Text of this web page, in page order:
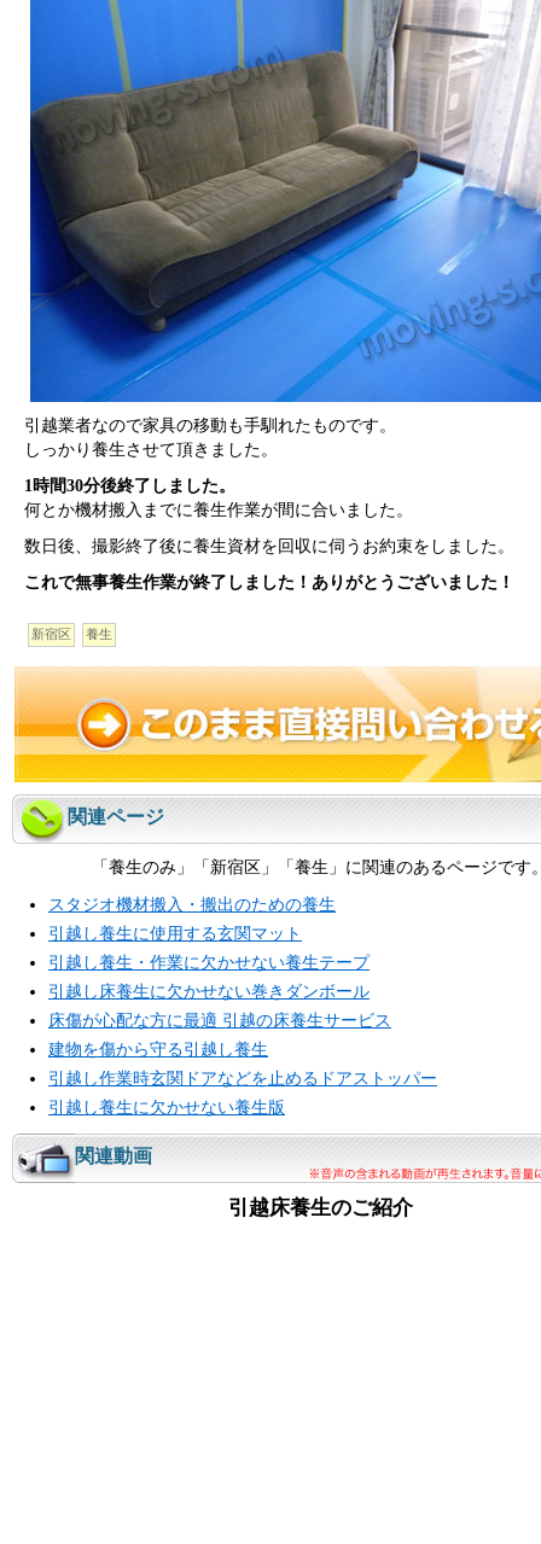
引越業者なので家具の移動も手馴れたものです。
しっかり養生させて頂きました。
1時間30分後終了しました。
何とか機材搬入までに養生作業が間に合いました。
数日後、撮影終了後に養生資材を回収に伺うお約束をしました。
これで無事養生作業が終了しました！ありがとうございました！
新宿区 養生
関連ページ
「養生のみ」「新宿区」「養生」に関連のあるページです
スタジオ機材搬入・搬出のための養生
引越し養生に使用する玄関マット
引越し養生・作業に欠かせない養生テープ
引越し床養生に欠かせない巻きダンボール
床傷が心配な方に最適 引越の床養生サービス
建物を傷から守る引越し養生
引越し作業時玄関ドアなどを止めるドアストッパー
引越し養生に欠かせない養生版
関連動画
引越床養生のご紹介